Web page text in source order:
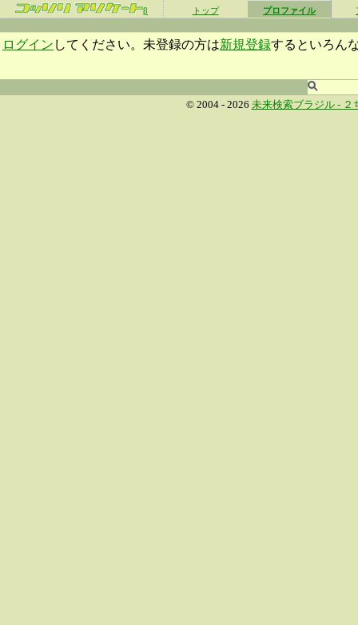
β トップ プロファイル
ログイン してください。未登録の方は新規登録するといろん
© 2004 - 2026 未来検索ブラジル - ２